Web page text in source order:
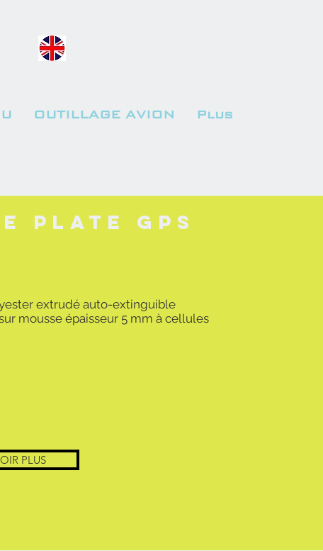
OUTILLAGE AVION Plus
plate GPS
extrudé auto-extinguible
mousse épaisseur 5 mm à cellules
PLUS